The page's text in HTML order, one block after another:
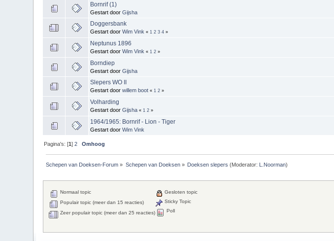
Bornrif (1)
Gestart doorGijsha
Doggersbank
Gestart doorWim Vink « 1 2 3 4 »
Neptunus 1896
Gestart doorWim Vink « 1 2 »
Borndiep
Gestart doorGijsha
Slepers WO II
Gestart doorwillem boot « 1 2 »
Volharding
Gestart doorGijsha « 1 2 »
1964/1965: Bornrif - Lion - Tiger
Gestart doorWim Vink
Pagina's: [1]2 Omhoog
Schepen van Doeksen-Forum » Schepen van Doeksen» Doeksen slepers (Moderator: L.Noorman)
Normaal topic
Populair topic (meer dan 15 reacties)
Zeer populair topic (meer dan 25 reacties)
Gesloten topic
Sticky Topic
Poll